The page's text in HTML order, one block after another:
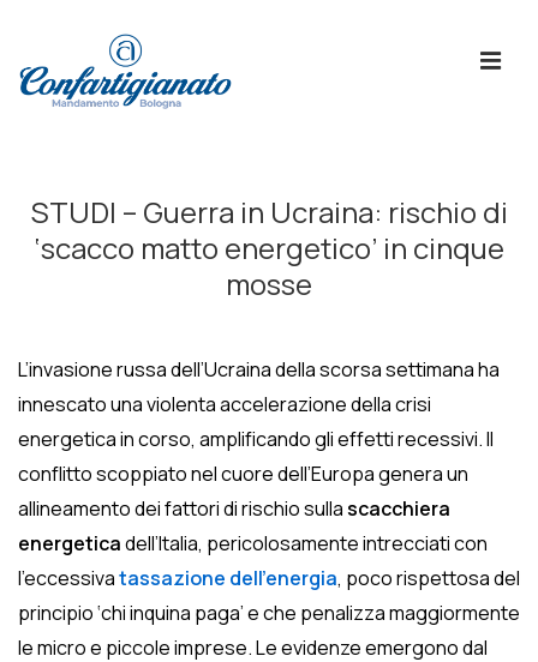
Principale
STUDI – Guerra in Ucraina: rischio di
‘scacco matto energetico’ in cinque
mosse
L’invasione russa dell’Ucraina della scorsa settimana ha
innescato una violenta accelerazione della crisi
energetica in corso, amplificando gli effetti recessivi. Il
conflitto scoppiato nel cuore dell’Europa genera un
allineamento dei fattori di rischio sullascacchiera
energeticadell’Italia, pericolosamente intrecciati con
l’eccessivatassazione dell’energia, poco rispettosa del
principio ‘chi inquina paga’ e che penalizza maggiormente
le micro e piccole imprese. Le evidenze emergono dal